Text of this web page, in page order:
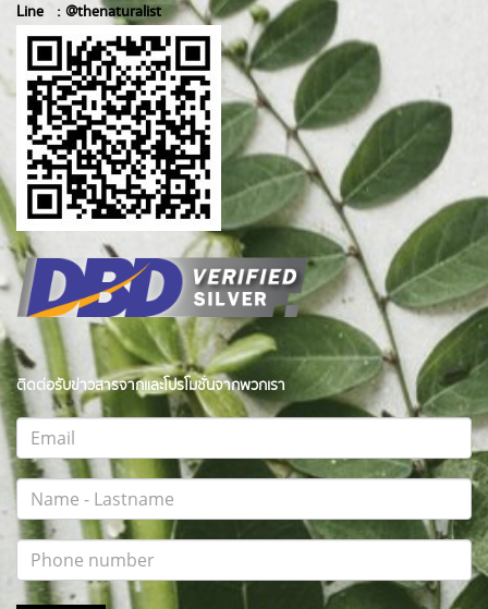
Line : @thenaturalist
ติดต่อรับข่าวสารจากและโปรโมชั่นจากพวกเรา